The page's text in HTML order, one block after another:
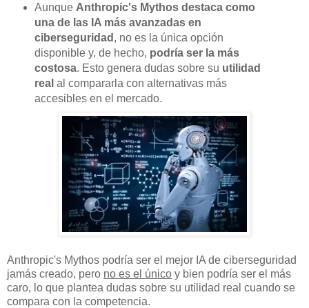
Aunque Anthropic's Mythos destaca como
una de las IA más avanzadas en
ciberseguridad , no es la única opción
disponible y, de hecho, podría ser la más
costosa. Esto genera dudas sobre su utilidad
real al compararla con alternativas más
accesibles en el mercado.
Anthropic's Mythos podría ser el mejor IA de ciberseguridad
jamás creado, pero no es el único y bien podría ser el más
caro, lo que plantea dudas sobre su utilidad real cuando se
compara con la competencia.